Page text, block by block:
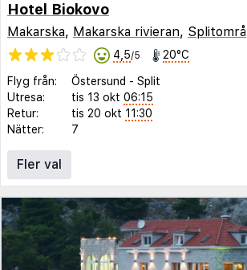
Hotel Biokovo
Makarska, Makarska rivieran, Splitområdet
4,5/5 20°C
Flyg från: Östersund - Split
Utresa:
tis 13 okt 06:15
Retur:
tis 20 okt 11:30
Nätter:
7
Fler val